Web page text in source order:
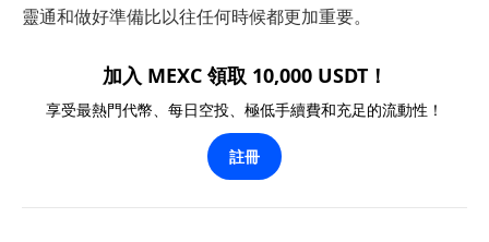
靈通和做好準備比以往任何時候都更加重要。
加入 MEXC 領取 10,000 USDT！
享受最熱門代幣、每日空投、極低手續費和充足的流動性！
註冊